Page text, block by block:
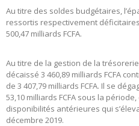
Au titre des soldes budgétaires,
ressortis respectivement déficitaires
500,47 milliards FCFA.
Au titre de la gestion de la
décaissé 3 460,89 milliards FCFA
de 3 407,79 milliards FCFA. Il se
53,10 milliards FCFA sous la
disponibilités antérieures qui
décembre 2019.